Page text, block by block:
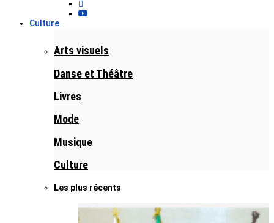
Culture
Arts visuels
Danse et Théâtre
Livres
Mode
Musique
Culture
Les plus récents